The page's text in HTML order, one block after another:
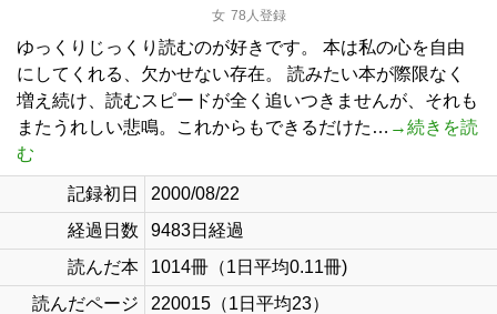
女 78人登録
ゆっくりじっくり読むのが好きです。 本は私の心を自由
にしてくれる、欠かせない存在。 読みたい本が際限なく
増え続け、読むスピードが全く追いつきませんが、それも
またうれしい悲鳴。これからもできるだけた… →続きを読
む
記録初日
2000/08/22
経過日数
9483日経過
読んだ本
1014冊（1日平均0.11冊)
読んだページ
220015（1日平均23）